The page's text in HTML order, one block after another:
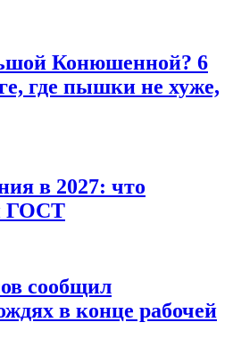
Конюшенной? 6
где пышки не хуже,
в 2027: что
ГОСТ
сообщил
в конце рабочей